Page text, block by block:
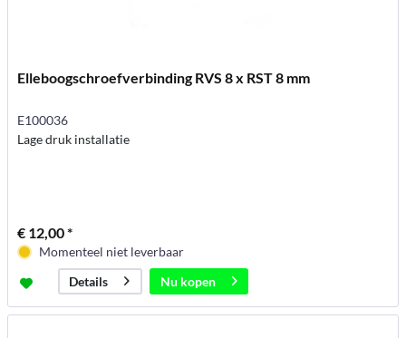
Elleboogschroefverbinding RVS 8 x RST 8 mm
E100036
Lage druk installatie
€ 12,00 *
Momenteel niet leverbaar
Details
Nu kopen